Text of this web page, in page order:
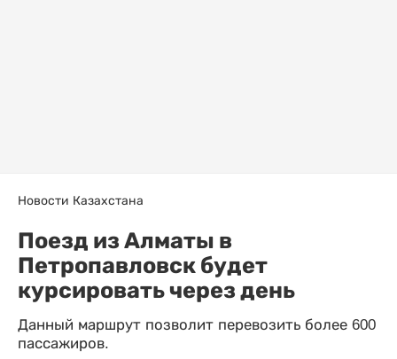
Новости Казахстана
Поезд из Алматы в
Петропавловск будет
курсировать через день
Данный маршрут позволит перевозить более 600
пассажиров.